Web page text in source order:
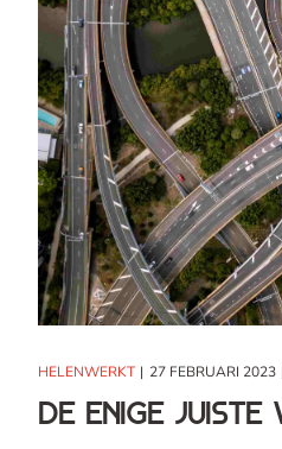
HELENWERKT 27 FEBRUARI 2023
De enige juiste